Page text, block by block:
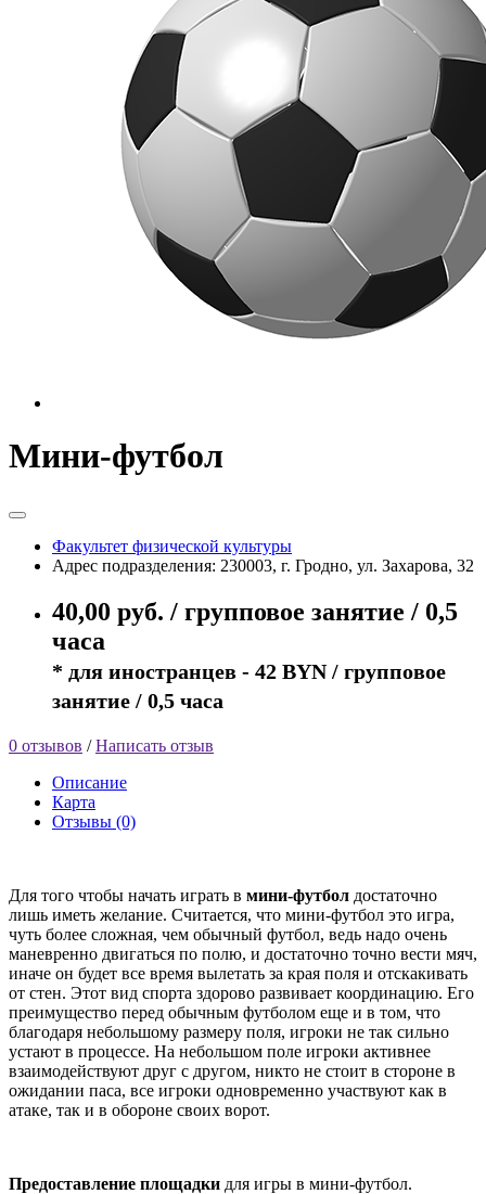
Мини-футбол
Факультет физической культуры
Адрес подразделения: 230003, г. Гродно, ул. Захарова, 32
40,00 руб. / групповое занятие / 0,5
часа
* для иностранцев - 42 BYN / групповое
занятие / 0,5 часа
0 отзывов /Написать отзыв
Описание
Карта
Отзывы (0)
Для того чтобы начать играть в мини-футбол достаточно
лишь иметь желание. Считается, что мини-футбол это игра,
чуть более сложная, чем обычный футбол, ведь надо очень
маневренно двигаться по полю, и достаточно точно вести мяч,
иначе он будет все время вылетать за края поля и отскакивать
от стен. Этот вид спорта здорово развивает координацию. Его
преимущество перед обычным футболом еще и в том, что
благодаря небольшому размеру поля, игроки не так сильно
устают в процессе. На небольшом поле игроки активнее
взаимодействуют друг с другом, никто не стоит в стороне в
ожидании паса, все игроки одновременно участвуют как в
атаке, так и в обороне своих ворот.
Предоставление площадки для игры в мини-футбол.